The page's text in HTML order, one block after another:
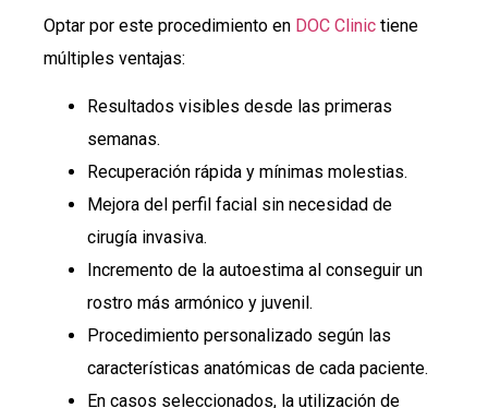
Optar por este procedimiento en DOC Clinic tiene
múltiples ventajas:
Resultados visibles desde las primeras
semanas.
Recuperación rápida y mínimas molestias.
Mejora del perfil facial sin necesidad de
cirugía invasiva.
Incremento de la autoestima al conseguir un
rostro más armónico y juvenil.
Procedimiento personalizado según las
características anatómicas de cada paciente.
En casos seleccionados, la utilización de